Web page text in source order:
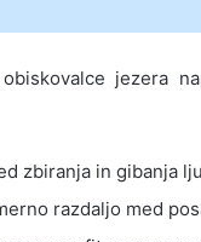
jezera
zbiranja in gibanja
razdaljo med